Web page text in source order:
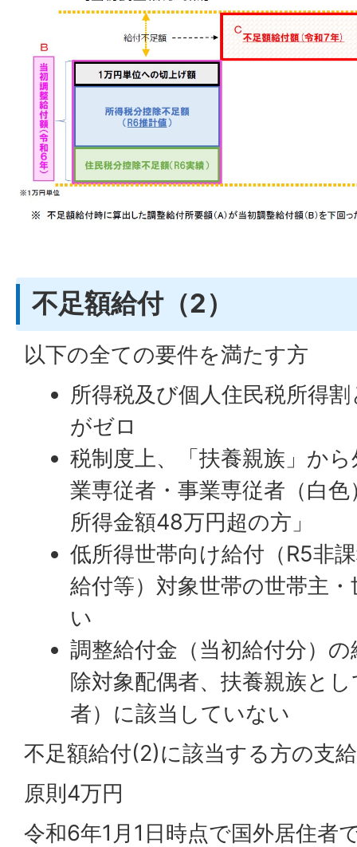
不足額給付（2）
以下の全ての要件を満たす方
所得税及び個人住民税所得
がゼロ
税制度上、「扶養親族」か
業専従者・事業専従者（白
所得金額48万円超の方」
低所得世帯向け給付（R5非
給付等）対象世帯の世帯主
い
調整給付金（当初給付分）
除対象配偶者、扶養親族と
者）に該当していない
不足額給付(2)に該当する方の支
原則4万円
令和6年1月1日時点で国外居住者